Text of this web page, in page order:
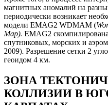
магнитных аномалий на
периодически возникает
модели EMAG2 WDMAM (
Map). EMAG2
спутниковых, морских и
2009). Разрешение сетки 2
геоидом 4 км.
ЗОНА
КОЛЛИЗИИ В